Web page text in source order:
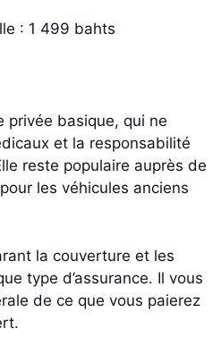
: 1 499 bahts
privée basique, qui ne
et la responsabilité
reste populaire auprès de
les véhicules anciens
la couverture et les
type d’assurance. Il vous
de ce que vous paierez